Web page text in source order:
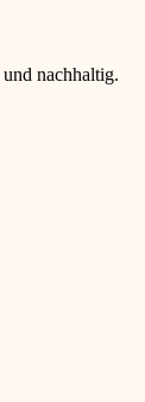
nachhaltig.